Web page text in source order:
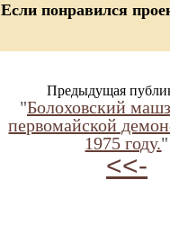
Если понравился
Предыдущая
"Болоховский
первомайской
1975 году."
<<-